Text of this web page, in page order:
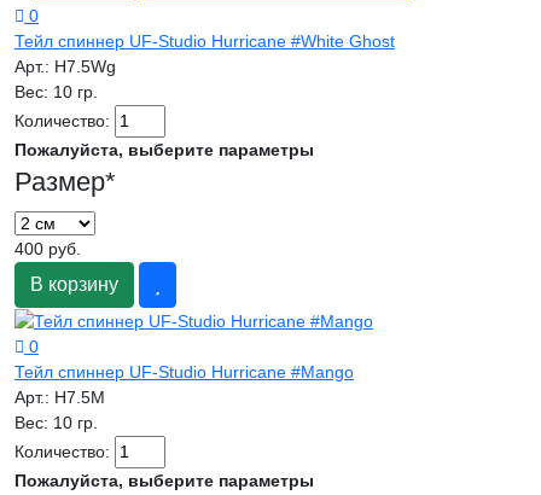
0
Тейл спиннер UF-Studio Hurricane #White Ghost
Арт.: H7.5Wg
Вес: 10 гр.
Количество:
Пожалуйста, выберите параметры
Размер*
400 руб.
В корзину
0
Тейл спиннер UF-Studio Hurricane #Mango
Арт.: H7.5M
Вес: 10 гр.
Количество:
Пожалуйста, выберите параметры